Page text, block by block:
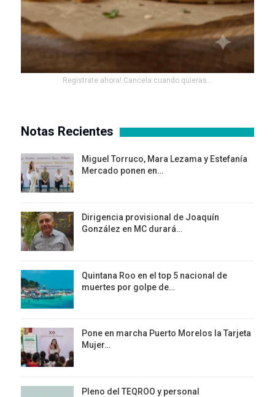
Registrate ahora! Cancela cuando quieras...
Notas Recientes
Miguel Torruco, Mara Lezama y Estefanía
Mercado ponen en…
Dirigencia provisional de Joaquín
González en MC durará…
Quintana Roo en el top 5 nacional de
muertes por golpe de…
Pone en marcha Puerto Morelos la Tarjeta
Mujer…
Pleno del TEQROO y personal